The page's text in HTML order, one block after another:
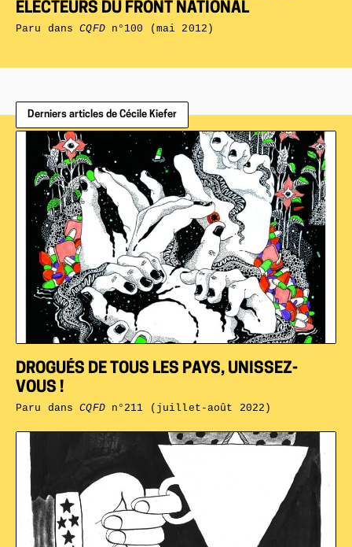
ÉLECTEURS DU FRONT NATIONAL
Paru dansCQFDn°100 (mai 2012)
Derniers articles de Cécile Kiefer
DROGUÉS DE TOUS LES PAYS, UNISSEZ-
VOUS !
Paru dansCQFDn°211 (juillet-août 2022)